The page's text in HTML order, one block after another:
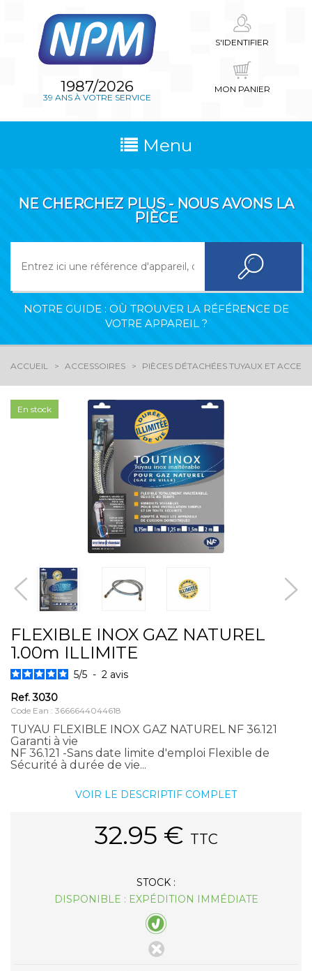
1987/2026
39 ANS À VOTRE SERVICE
S'IDENTIFIER
MON PANIER
Menu
NE CHERCHEZ PLUS - NOUS AVONS LA
PIÈCE
NOTRE GUIDE : OÙ TROUVER LA RÉFÉRENCE DE
VOTRE APPAREIL ?
ACCUEIL ACCESSOIRES PIÈCES DÉTACHÉES TUYAUX ET
En stock
FLEXIBLE INOX GAZ NATUREL
1.00m ILLIMITE
5/5 - 2 avis
Ref.3030
Code Ean : 3666644044618
TUYAU FLEXIBLE INOX GAZ NATUREL NF 36.121
Garanti à vie
NF 36.121 -Sans date limite d'emploi Flexible de
Sécurité à durée de vie...
VOIR LE DESCRIPTIF COMPLET
32.95 € TTC
STOCK :
DISPONIBLE : EXPÉDITION IMMÉDIATE